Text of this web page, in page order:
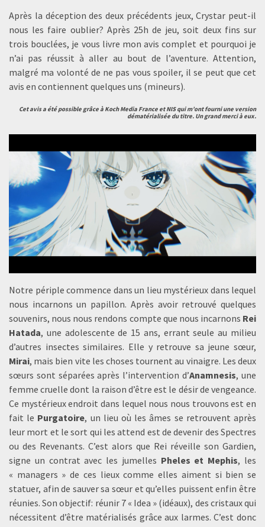
Après la déception des deux précédents jeux, Crystar peut-il
nous les faire oublier? Après 25h de jeu, soit deux fins sur
trois bouclées, je vous livre mon avis complet et pourquoi je
n’ai pas réussit à aller au bout de l’aventure. Attention,
malgré ma volonté de ne pas vous spoiler, il se peut que cet
avis en contiennent quelques uns (mineurs).
Cet avis a été possible grâce à Koch Media France et NIS qui m’ont fourni une version
dématérialisée du titre. Un grand merci à eux.
Notre périple commence dans un lieu mystérieux dans lequel
nous incarnons un papillon. Après avoir retrouvé quelques
souvenirs, nous nous rendons compte que nous incarnons Rei
Hatada, une adolescente de 15 ans, errant seule au milieu
d’autres insectes similaires. Elle y retrouve sa jeune sœur,
Mirai, mais bien vite les choses tournent au vinaigre. Les deux
sœurs sont séparées après l’intervention d’Anamnesis, une
femme cruelle dont la raison d’être est le désir de vengeance.
Ce mystérieux endroit dans lequel nous nous trouvons est en
fait le Purgatoire, un lieu où les âmes se retrouvent après
leur mort et le sort qui les attend est de devenir des Spectres
ou des Revenants. C’est alors que Rei réveille son Gardien,
signe un contrat avec les jumelles Pheles et Mephis, les
« managers » de ces lieux comme elles aiment si bien se
statuer, afin de sauver sa sœur et qu’elles puissent enfin être
réunies. Son objectif: réunir 7 « Idea » (idéaux), des cristaux qui
nécessitent d’être matérialisés grâce aux larmes. C’est donc